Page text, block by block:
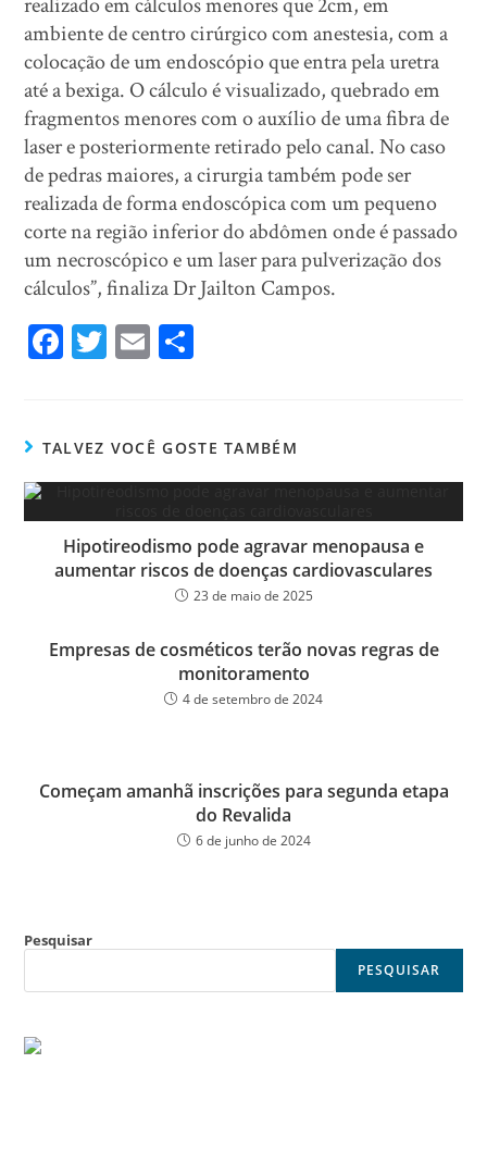
ambiente de centro cirúrgico com anestesia, com a
colocação de um endoscópio que entra pela uretra
até a bexiga. O cálculo é visualizado, quebrado em
fragmentos menores com o auxílio de uma fibra de
laser e posteriormente retirado pelo canal. No caso
de pedras maiores, a cirurgia também pode ser
realizada de forma endoscópica com um pequeno
corte na região inferior do abdômen onde é passado
um necroscópico e um laser para pulverização dos
cálculos”, finaliza Dr Jailton Campos.
Fa
ok
T
er
E
TALVEZ VOCÊ GOSTE TAMBÉM
Hipotireodismo pode agravar menopausa e
aumentar riscos de doenças cardiovasculares
23 de maio de 2025
Empresas de cosméticos terão novas regras de
monitoramento
4 de setembro de 2024
Começam amanhã inscrições para segunda etapa
do Revalida
6 de junho de 2024
Pesquisar
PESQUISAR